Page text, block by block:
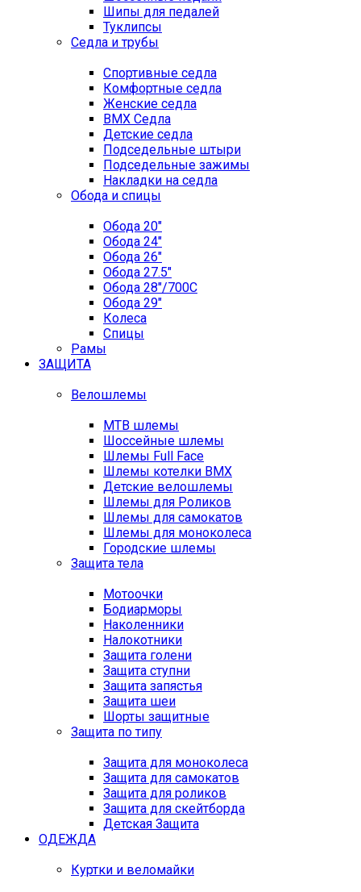
Шипы для педалей
Туклипсы
Седла и трубы
Спортивные седла
Комфортные седла
Женские седла
BMX Седла
Детские седла
Подседельные штыри
Подседельные зажимы
Накладки на седла
Обода и спицы
Обода 20"
Обода 24"
Обода 26"
Обода 27.5"
Обода 28"/700C
Обода 29"
Колеса
Спицы
Рамы
ЗАЩИТА
Велошлемы
MTB шлемы
Шоссейные шлемы
Шлемы Full Face
Шлемы котелки BMX
Детские велошлемы
Шлемы для Роликов
Шлемы для самокатов
Шлемы для моноколеса
Городские шлемы
Защита тела
Мотоочки
Бодиарморы
Наколенники
Налокотники
Защита голени
Защита ступни
Защита запястья
Защита шеи
Шорты защитные
Защита по типу
Защита для моноколеса
Защита для самокатов
Защита для роликов
Защита для скейтборда
Детская Защита
ОДЕЖДА
Куртки и веломайки